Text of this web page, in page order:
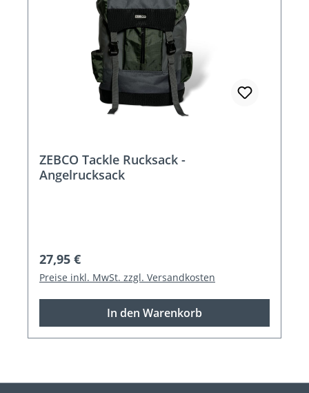
ZEBCO Tackle Rucksack -
Angelrucksack
Regulärer Preis:
27,95 €
Preise inkl. MwSt. zzgl. Versandkosten
In den Warenkorb